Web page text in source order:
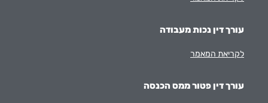
עורך דין נכות מעבודה
לקריאת המאמר
עורך דין פטור ממס הכנסה